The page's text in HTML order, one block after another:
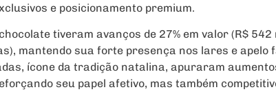
e posicionamento premium.
tiveram avanços de 27% em valor (R$ 542
mantendo sua forte presença nos lares e apelo
ícone da tradição natalina, apuraram
seu papel afetivo, mas também